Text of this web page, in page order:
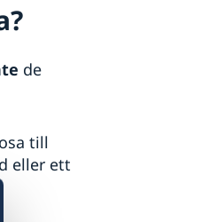
de
till
eller ett